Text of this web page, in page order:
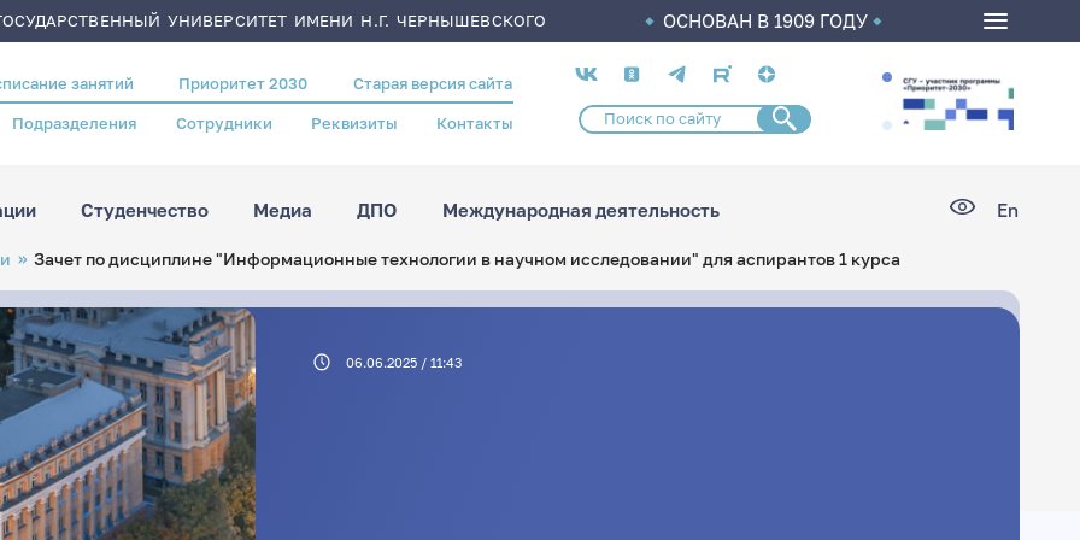
УНИВЕРСИТЕТ ИМЕНИ Н.Г. ЧЕРНЫШЕВСКОГО ОСНОВАН В 1909 ГОДУ
занятий Приоритет 2030 Старая версия сайта
Подразделения Сотрудники Реквизиты Контакты
Социальные
сети
Студенчество Медиа ДПО Международная деятельность En
Зачет по дисциплине "Информационные технологии в научном исследовании" для аспирантов 1 курса
06.06.2025 / 11:43